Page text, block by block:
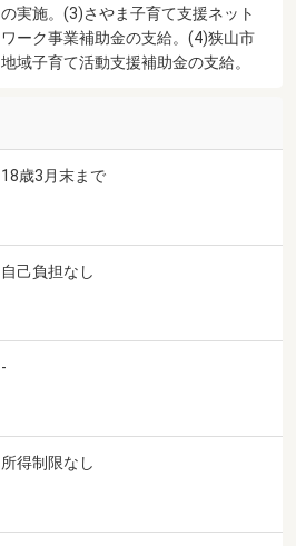
の実施。(3)さやま子育て支援ネット
ワーク事業補助金の支給。(4)狭山市
地域子育て活動支援補助金の支給。
18歳3月末まで
自己負担なし
-
所得制限なし